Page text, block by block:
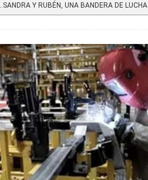
Y RUBÉN, UNA BANDERA DE LUCHA